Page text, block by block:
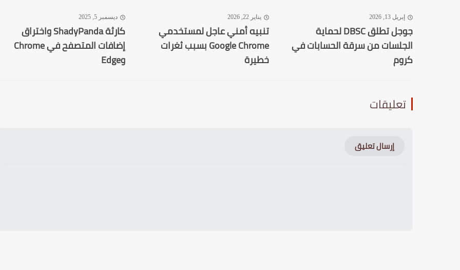
إبريل 13, 2026
جوجل تطلق DBSC لحماية
الجلسات من سرقة الحسابات في
كروم
يناير 22, 2026
تنبيه أمني عاجل لمستخدمي
Google Chrome بسبب ثغرات
خطيرة
ديسمبر 5, 2025
كارثة ShadyPanda واختراق
إضافات المتصفح في Chrome
وEdge
تعليقات
إرسال تعليق